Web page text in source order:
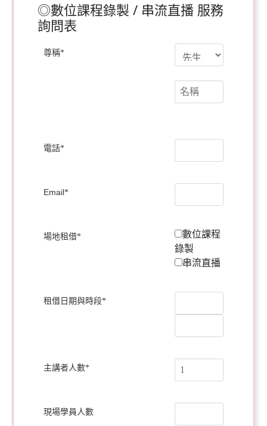
◎數位課程錄製 / 串流直播 服務
詢問表
尊稱*
電話*
Email*
場地租借*
數位課程
錄製
串流直播
租借日期與時段*
主講者人數*
現場學員人數